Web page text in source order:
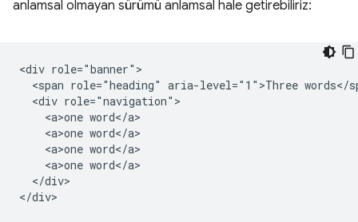
anlamsal olmayan sürümü anlamsal hale getirebiliriz:
<div role="banner">
<span role="heading" aria-level="1">Three words</
  <div role="navigation">
    <a>one word</a>
    <a>one word</a>
    <a>one word</a>
    <a>one word</a>
  </div>